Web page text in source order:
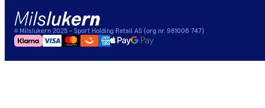
© Milslukern 2025 - Sport Holding Retail AS (org nr. 981006 747)